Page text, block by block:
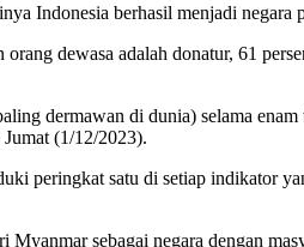
Indonesia berhasil menjadi
dewasa adalah donatur, 61
dermawan di dunia) selama
(1/12/2023).
peringkat satu di setiap indikator
sebagai negara dengan